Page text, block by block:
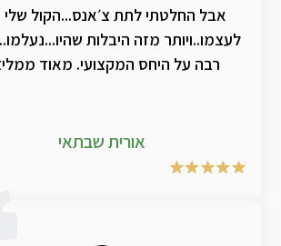
אבל החלטתי לתת צ׳אנס...הקול שלי
לעצמו..ויותר מזה היבלות
רבה על היחס המקצועי. מאוד
אורית שבתאי